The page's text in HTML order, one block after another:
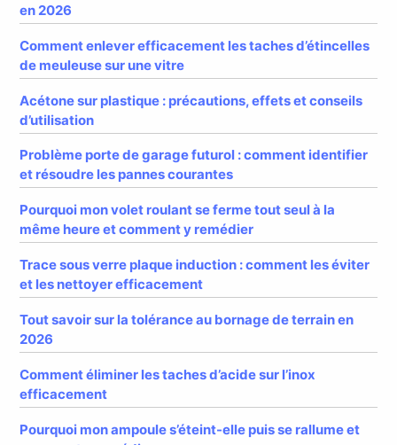
en 2026
Comment enlever efficacement les taches d’étincelles
de meuleuse sur une vitre
Acétone sur plastique : précautions, effets et conseils
d’utilisation
Problème porte de garage futurol : comment identifier
et résoudre les pannes courantes
Pourquoi mon volet roulant se ferme tout seul à la
même heure et comment y remédier
Trace sous verre plaque induction : comment les éviter
et les nettoyer efficacement
Tout savoir sur la tolérance au bornage de terrain en
2026
Comment éliminer les taches d’acide sur l’inox
efficacement
Pourquoi mon ampoule s’éteint-elle puis se rallume et